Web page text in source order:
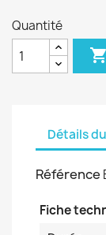
Quantité

Détails
Référence
Fiche